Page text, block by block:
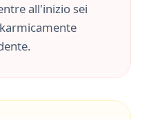
all'inizio sei